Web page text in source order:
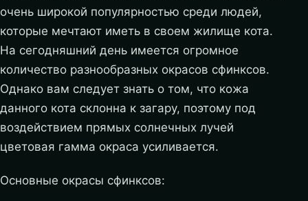
очень широкой популярностью среди людей,
которые мечтают иметь в своем жилище кота.
На сегодняшний день имеется огромное
количество разнообразных окрасов сфинксов.
Однако вам следует знать о том, что кожа
данного кота склонна к загару, поэтому под
воздействием прямых солнечных лучей
цветовая гамма окраса усиливается.
Основные окрасы сфинксов: